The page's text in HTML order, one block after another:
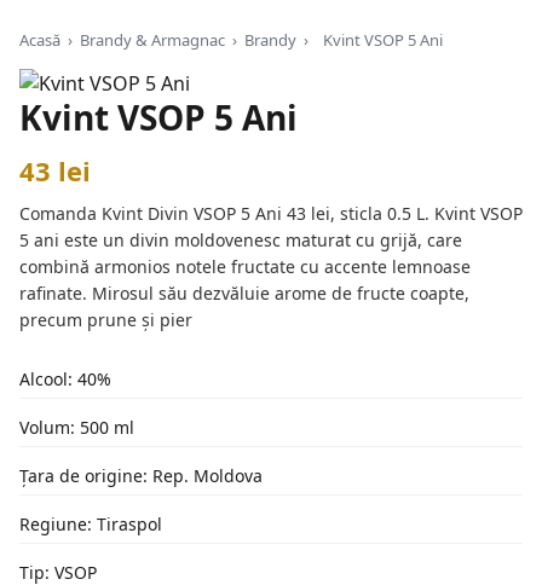
Acasă › Brandy & Armagnac › Brandy › Kvint VSOP 5 Ani
Kvint VSOP 5 Ani
43 lei
Comanda Kvint Divin VSOP 5 Ani 43 lei, sticla 0.5 L. Kvint VSOP
5 ani este un divin moldovenesc maturat cu grijă, care
combină armonios notele fructate cu accente lemnoase
rafinate. Mirosul său dezvăluie arome de fructe coapte,
precum prune și pier
Alcool: 40%
Volum: 500 ml
Țara de origine: Rep. Moldova
Regiune: Tiraspol
Tip: VSOP